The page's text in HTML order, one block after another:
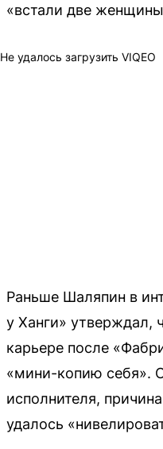
«встали две
Не удалось загрузить VIQEO
Раньше Шаляпин в
у Ханги» утверждал,
карьере после
«мини-копию себя».
исполнителя,
удалось